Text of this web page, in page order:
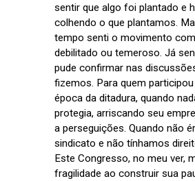
sentir que algo foi plantado e
colhendo o que plantamos.
tempo senti o movimento
debilitado ou temeroso. Já
pude confirmar nas
fizemos. Para quem
época da ditadura, quando
protegia, arriscando seu
a perseguições. Quando não
sindicato e não tínhamos
Este Congresso, no meu ver,
fragilidade ao construir sua